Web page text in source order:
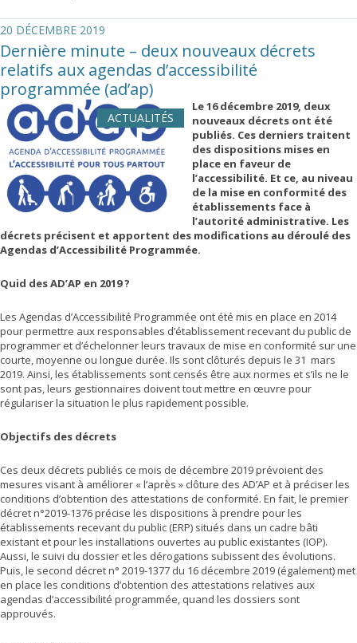
20 DÉCEMBRE 2019
Dernière minute – deux nouveaux décrets
relatifs aux agendas d’accessibilité
programmée (ad’ap)
ACTUALITÉS
Le 16 décembre 2019, deux
nouveaux décrets ont été
publiés. Ces derniers traitent
des dispositions mises en
place en faveur de
l’accessibilité. Et ce, au niveau
de la mise en conformité des
établissements face à
l’autorité administrative. Les
décrets précisent et apportent des modifications au déroulé des
Agendas d’Accessibilité Programmée.
Quid des AD’AP en 2019 ?
Les Agendas d’Accessibilité Programmée ont été mis en place en 2014
pour permettre aux responsables d’établissement recevant du public de
programmer et d’échelonner leurs travaux de mise en conformité sur une
courte, moyenne ou longue durée. Ils sont clôturés depuis le 31 mars
2019. Ainsi, les établissements sont censés être aux normes et s’ils ne le
sont pas, leurs gestionnaires doivent tout mettre en œuvre pour
régulariser la situation le plus rapidement possible.
Objectifs des décrets
Ces deux décrets publiés ce mois de décembre 2019 prévoient des
mesures visant à améliorer « l’après » clôture des AD’AP et à préciser les
conditions d’obtention des attestations de conformité. En fait, le premier
décret n°2019-1376 précise les dispositions à prendre pour les
établissements recevant du public (ERP) situés dans un cadre bâti
existant et pour les installations ouvertes au public existantes (IOP).
Aussi, le suivi du dossier et les dérogations subissent des évolutions.
Puis, le second décret n° 2019-1377 du 16 décembre 2019 (également) met
en place les conditions d’obtention des attestations relatives aux
agendas d’accessibilité programmée, quand les dossiers sont
approuvés.